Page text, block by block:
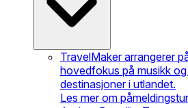
TravelMaker arrangerer
hovedfokus på musikk
destinasjoner i utlandet.
Les mer om